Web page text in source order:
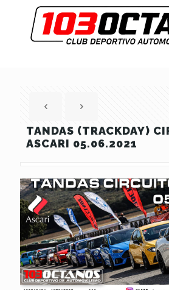
TANDAS (TRACKDAY)
ASCARI 05.06.2021